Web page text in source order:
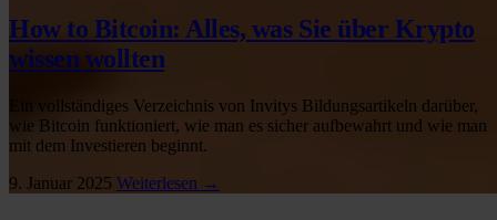
How to Bitcoin: Alles, was Sie über Krypto
wissen wollten
Ein vollständiges Verzeichnis von Invitys Bildungsartikeln darüber,
wie Bitcoin funktioniert, wie man es sicher aufbewahrt und wie man
mit dem Investieren beginnt.
9. Januar 2025 Weiterlesen →